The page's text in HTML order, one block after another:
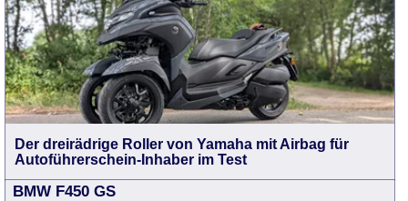
Der dreirädrige Roller von Yamaha mit Airbag für
Autoführerschein-Inhaber im Test
BMW F450 GS